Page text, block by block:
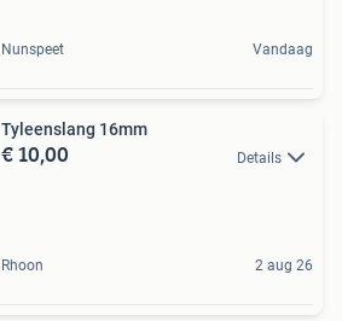
Nunspeet Vandaag
Tyleenslang 16mm
€ 10,00 Details
Rhoon 2 aug 26